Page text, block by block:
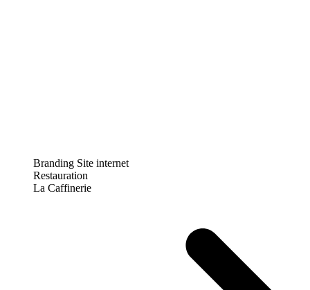
Branding Site internet
Restauration
La Caffinerie